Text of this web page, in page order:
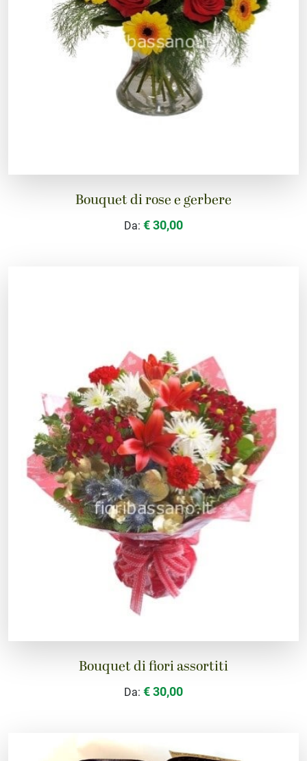
Bouquet di rose e gerbere
Da: € 30,00
Bouquet di fiori assortiti
Da: € 30,00